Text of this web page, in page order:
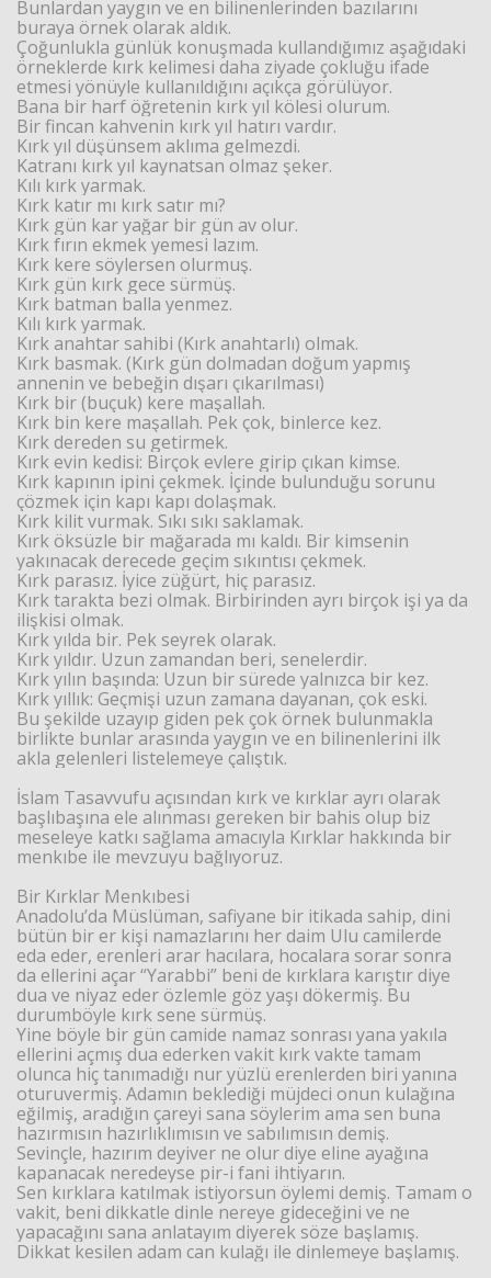
Bunlardan yaygın ve en bilinenlerinden bazılarını
buraya örnek olarak aldık.
Çoğunlukla günlük konuşmada kullandığımız aşağıdaki
örneklerde kırk kelimesi daha ziyade çokluğu ifade
etmesi yönüyle kullanıldığını açıkça görülüyor.
Bana bir harf öğretenin kırk yıl kölesi olurum.
Bir fincan kahvenin kırk yıl hatırı vardır.
Kırk yıl düşünsem aklıma gelmezdi.
Katranı kırk yıl kaynatsan olmaz şeker.
Kılı kırk yarmak.
Kırk katır mı kırk satır mı?
Kırk gün kar yağar bir gün av olur.
Kırk fırın ekmek yemesi lazım.
Kırk kere söylersen olurmuş.
Kırk gün kırk gece sürmüş.
Kırk batman balla yenmez.
Kılı kırk yarmak.
Kırk anahtar sahibi (Kırk anahtarlı) olmak.
Kırk basmak. (Kırk gün dolmadan doğum yapmış
annenin ve bebeğin dışarı çıkarılması)
Kırk bir (buçuk) kere maşallah.
Kırk bin kere maşallah. Pek çok, binlerce kez.
Kırk dereden su getirmek.
Kırk evin kedisi: Birçok evlere girip çıkan kimse.
Kırk kapının ipini çekmek. İçinde bulunduğu sorunu
çözmek için kapı kapı dolaşmak.
Kırk kilit vurmak. Sıkı sıkı saklamak.
Kırk öksüzle bir mağarada mı kaldı. Bir kimsenin
yakınacak derecede geçim sıkıntısı çekmek.
Kırk parasız. İyice züğürt, hiç parasız.
Kırk tarakta bezi olmak. Birbirinden ayrı birçok işi ya da
ilişkisi olmak.
Kırk yılda bir. Pek seyrek olarak.
Kırk yıldır. Uzun zamandan beri, senelerdir.
Kırk yılın başında: Uzun bir sürede yalnızca bir kez.
Kırk yıllık: Geçmişi uzun zamana dayanan, çok eski.
Bu şekilde uzayıp giden pek çok örnek bulunmakla
birlikte bunlar arasında yaygın ve en bilinenlerini ilk
akla gelenleri listelemeye çalıştık.
İslam Tasavvufu açısından kırk ve kırklar ayrı olarak
başlıbaşına ele alınması gereken bir bahis olup biz
meseleye katkı sağlama amacıyla Kırklar hakkında bir
menkıbe ile mevzuyu bağlıyoruz.
Bir Kırklar Menkıbesi
Anadolu’da Müslüman, safiyane bir itikada sahip, dini
bütün bir er kişi namazlarını her daim Ulu camilerde
eda eder, erenleri arar hacılara, hocalara sorar sonra
da ellerini açar “Yarabbi” beni de kırklara karıştır diye
dua ve niyaz eder özlemle göz yaşı dökermiş. Bu
durumböyle kırk sene sürmüş.
Yine böyle bir gün camide namaz sonrası yana yakıla
ellerini açmış dua ederken vakit kırk vakte tamam
olunca hiç tanımadığı nur yüzlü erenlerden biri yanına
oturuvermiş. Adamın beklediği müjdeci onun kulağına
eğilmiş, aradığın çareyi sana söylerim ama sen buna
hazırmısın hazırlıklımısın ve sabılımısın demiş.
Sevinçle, hazırım deyiver ne olur diye eline ayağına
kapanacak neredeyse pir-i fani ihtiyarın.
Sen kırklara katılmak istiyorsun öylemi demiş. Tamam o
vakit, beni dikkatle dinle nereye gideceğini ve ne
yapacağını sana anlatayım diyerek söze başlamış.
Dikkat kesilen adam can kulağı ile dinlemeye başlamış.